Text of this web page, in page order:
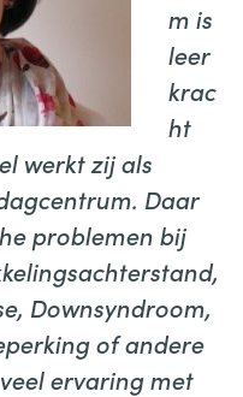
m is
leer
krac
ht
werkt zij als
Daar
problemen bij
Downsyndroom,
of andere
ervaring met